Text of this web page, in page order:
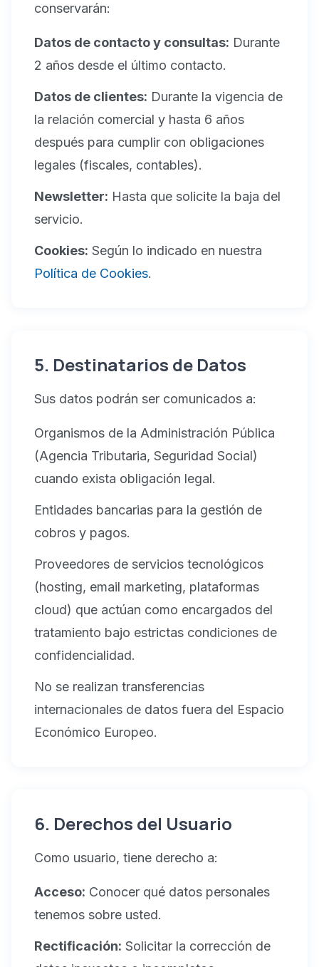
conservarán:
Datos de contacto y consultas: Durante
2 años desde el último contacto.
Datos de clientes: Durante la vigencia de
la relación comercial y hasta 6 años
después para cumplir con obligaciones
legales (fiscales, contables).
Newsletter: Hasta que solicite la baja del
servicio.
Cookies: Según lo indicado en nuestra
Política de Cookies.
5. Destinatarios de Datos
Sus datos podrán ser comunicados a:
Organismos de la Administración Pública
(Agencia Tributaria, Seguridad Social)
cuando exista obligación legal.
Entidades bancarias para la gestión de
cobros y pagos.
Proveedores de servicios tecnológicos
(hosting, email marketing, plataformas
cloud) que actúan como encargados del
tratamiento bajo estrictas condiciones de
confidencialidad.
No se realizan transferencias
internacionales de datos fuera del Espacio
Económico Europeo.
6. Derechos del Usuario
Como usuario, tiene derecho a:
Acceso: Conocer qué datos personales
tenemos sobre usted.
Rectificación: Solicitar la corrección de